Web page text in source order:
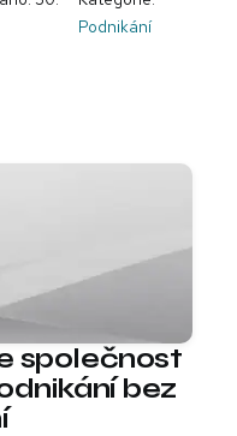
Podnikání
společnost
bez